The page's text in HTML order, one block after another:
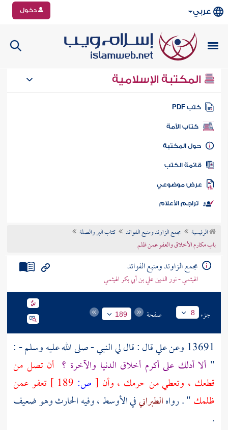
عربي دخول
المكتبة الإسلامية
كتب PDF
كتاب الأمة
المكتبة
الكتب
موضوعي
تراجم الأعلام
الرئيسية مجمع الزاوئد ومنبع الفوائد
كتاب البر والصلة
باب مكارم الأخلاق والعفو عمن ظلم
مجمع الزاوئد ومنبع الفوائد
الهيثمي - نور الدين علي بن أبي بكر الهيثمي
جزء 8 صفحة 189
13691 وعن عليقال : قال لي النبي - صلى الله عليه وسلم - :
" ألا أدلك على أكرم أخلاق الدنيا والآخرة ؟ أن تصل من
قطعك ، وتعطي من حرمك ، وأن [ ص:
تعفو عمن
ظلمك" . رواهالطبرانيفي الأوسط ، وفيهالحارثوهو ضعيف
.